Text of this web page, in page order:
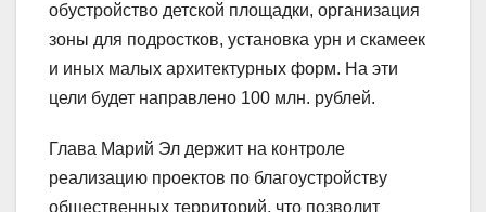
обустройство детской площадки, организация
зоны для подростков, установка урн и скамеек
и иных малых архитектурных форм. На эти
цели будет направлено 100 млн. рублей.
Глава Марий Эл держит на контроле
реализацию проектов по благоустройству
общественных территорий, что позволит